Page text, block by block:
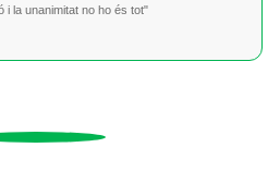
i la unanimitat no ho és tot"